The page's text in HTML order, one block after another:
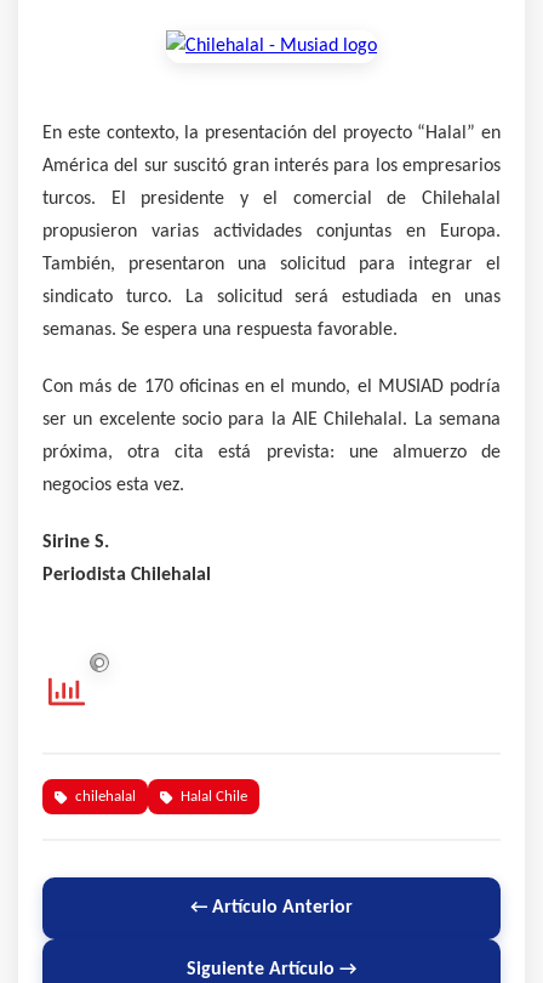
En este contexto, la presentación del proyecto “Halal” en
América del sur suscitó gran interés para los empresarios
turcos. El presidente y el comercial de Chilehalal
propusieron varias actividades conjuntas en Europa.
También, presentaron una solicitud para integrar el
sindicato turco. La solicitud será estudiada en unas
semanas. Se espera una respuesta favorable.
Con más de 170 oficinas en el mundo, el MUSIAD podría
ser un excelente socio para la AIE Chilehalal. La semana
próxima, otra cita está prevista: une almuerzo de
negocios esta vez.
Sirine S.
Periodista Chilehalal
chilehalal Halal Chile
← Artículo Anterior
Siguiente Artículo →